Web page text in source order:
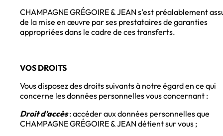
CHAMPAGNE GRÉGOIRE & JEAN s’est préalablement
de la mise en œuvre par ses prestataires de garanties
appropriées dans le cadre de ces transferts.
VOS DROITS
Vous disposez des droits suivants à notre égard en ce qui
concerne les données personnelles vous concernant :
Droit d’accès: accéder aux données personnelles que
CHAMPAGNE GRÉGOIRE & JEAN détient sur vous ;